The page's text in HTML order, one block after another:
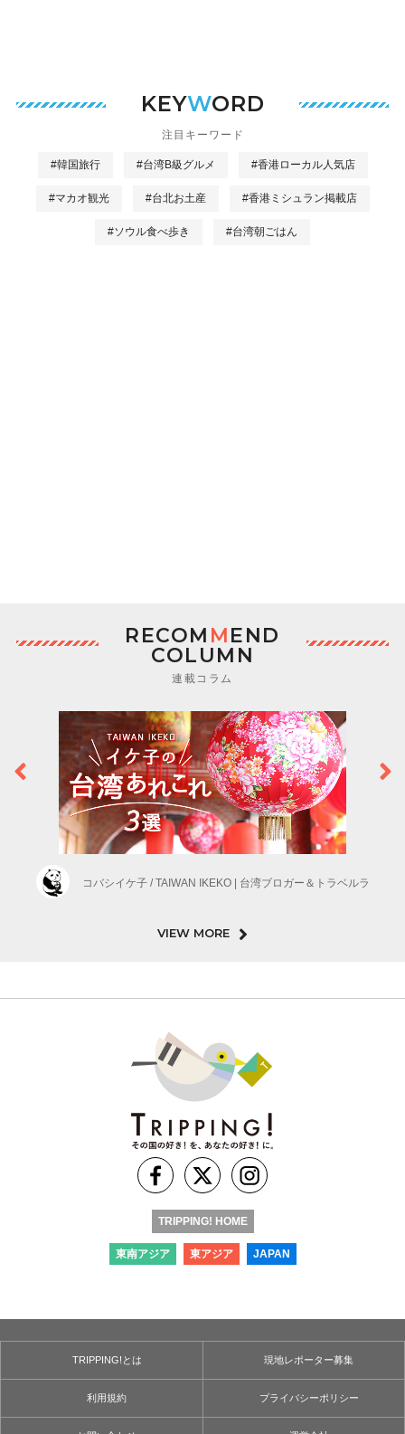
KEYWORD
注目キーワード
#韓国旅行 #台湾B級グルメ #香港ローカル人気店
#マカオ観光 #台北お土産 #香港ミシュラン掲載店
#ソウル食べ歩き #台湾朝ごはん
RECOM MEND
COLUMN
連載コラム
コバシイケ子 / TAIWAN IKEKO | 台湾ブロガー＆トラベルラ
VIEW MORE
TRIPPING! HOME
東南アジア 東アジア JAPAN
TRIPPING!とは 現地レポーター募集
利用規約 プライバシーポリシー